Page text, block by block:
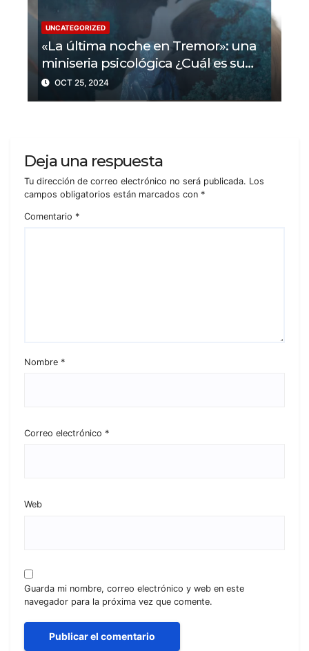
UNCATEGORIZED
«La última noche en Tremor»: una
miniseria psicológica ¿Cuál es su
trama?
OCT 25, 2024
Deja una respuesta
Tu dirección de correo electrónico no será publicada. Los
campos obligatorios están marcados con *
Comentario *
Nombre *
Correo electrónico *
Web
Guarda mi nombre, correo electrónico y web en este
navegador para la próxima vez que comente.